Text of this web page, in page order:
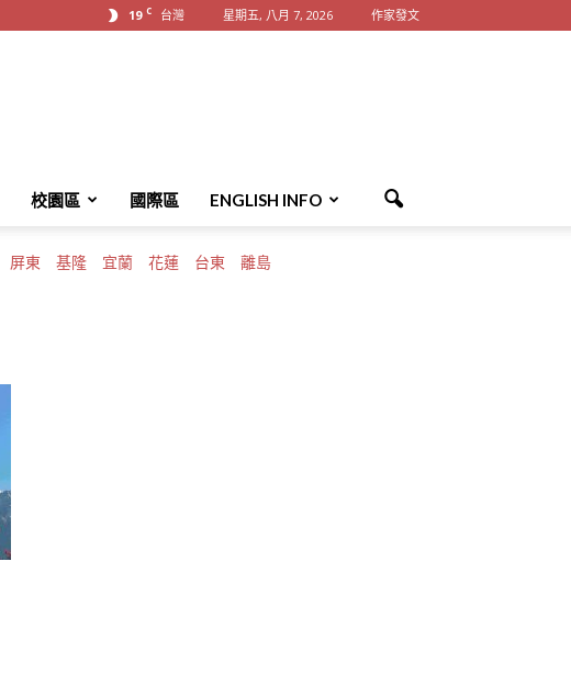
19 C 台灣 星期五, 八月 7, 2026 作家發文
校園區 國際區 ENGLISH INFO
屏東 基隆 宜蘭 花蓮 台東 離島